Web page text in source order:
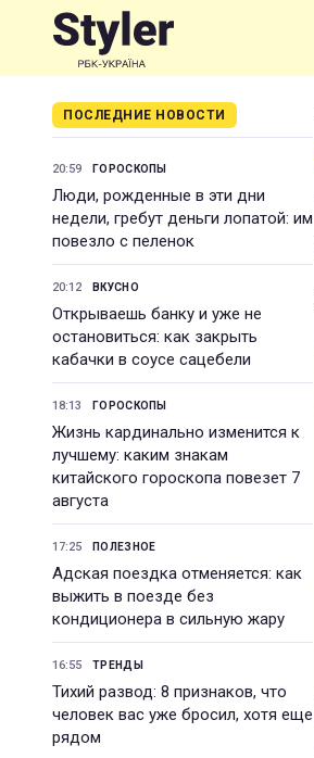
ПОСЛЕДНИЕ НОВОСТИ
20:59 ГОРОСКОПЫ
Люди, рожденные в эти дни
недели, гребут деньги лопатой: им
повезло с пеленок
20:12 ВКУСНО
Открываешь банку и уже не
остановиться: как закрыть
кабачки в соусе сацебели
18:13 ГОРОСКОПЫ
Жизнь кардинально изменится к
лучшему: каким знакам
китайского гороскопа повезет 7
августа
17:25 ПОЛЕЗНОЕ
Адская поездка отменяется: как
выжить в поезде без
кондиционера в сильную жару
16:55 ТРЕНДЫ
Тихий развод: 8 признаков, что
человек вас уже бросил, хотя еще
рядом